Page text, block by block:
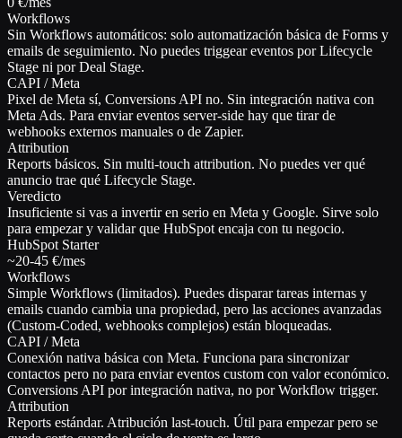
Workflows
Sin Workflows automáticos: solo automatización básica de Forms y
emails de seguimiento. No puedes triggear eventos por Lifecycle
Stage ni por Deal Stage.
CAPI / Meta
Pixel de Meta sí, Conversions API no. Sin integración nativa con
Meta Ads. Para enviar eventos server-side hay que tirar de
webhooks externos manuales o de Zapier.
Attribution
Reports básicos. Sin multi-touch attribution. No puedes ver qué
anuncio trae qué Lifecycle Stage.
Veredicto
Insuficiente si vas a invertir en serio en Meta y Google. Sirve solo
para empezar y validar que HubSpot encaja con tu negocio.
HubSpot Starter
~20-45 €/mes
Workflows
Simple Workflows (limitados). Puedes disparar tareas internas y
emails cuando cambia una propiedad, pero las acciones avanzadas
(Custom-Coded, webhooks complejos) están bloqueadas.
CAPI / Meta
Conexión nativa básica con Meta. Funciona para sincronizar
contactos pero no para enviar eventos custom con valor económico.
Conversions API por integración nativa, no por Workflow trigger.
Attribution
Reports estándar. Atribución last-touch. Útil para empezar pero se